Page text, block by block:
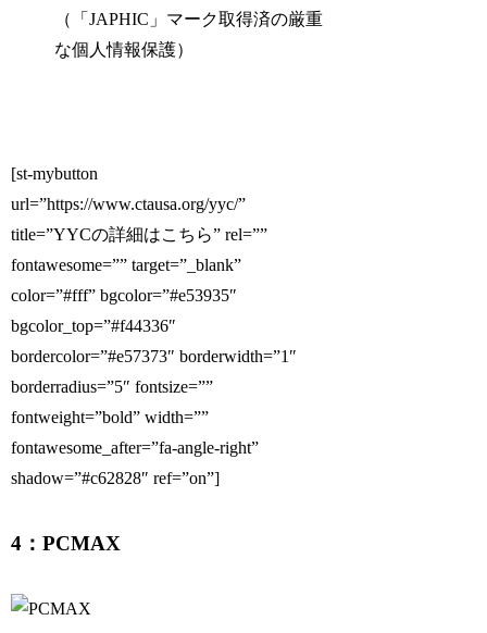
（「JAPHIC」マーク取得済の厳重
な個人情報保護）
[st-mybutton
url=”https://www.ctausa.org/yyc/”
title=”YYCの詳細はこちら” rel=””
fontawesome=”” target=”_blank”
color=”#fff” bgcolor=”#e53935″
bgcolor_top=”#f44336″
bordercolor=”#e57373″ borderwidth=”1″
borderradius=”5″ fontsize=””
fontweight=”bold” width=””
fontawesome_after=”fa-angle-right”
shadow=”#c62828″ ref=”on”]
4：PCMAX